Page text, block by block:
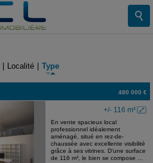
Localité Type
480 000 €
+/- 116 m²
En vente spacieux local
professionnel idéalement
aménagé, situé en rez-de-
chaussée avec excellente visibilité
grâce à ses vitrines. D'une surface
de 116 m², le bien se compose ...